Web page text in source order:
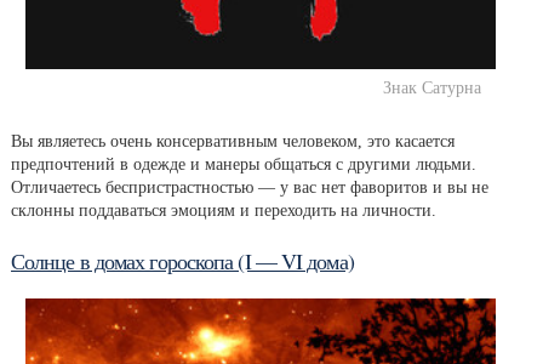
Знак Сатурна
Вы являетесь очень консервативным человеком, это касается
предпочтений в одежде и манеры общаться с другими людьми.
Отличаетесь беспристрастностью — у вас нет фаворитов и вы не
склонны поддаваться эмоциям и переходить на личности.
Солнце в домах гороскопа (I — VI дома)